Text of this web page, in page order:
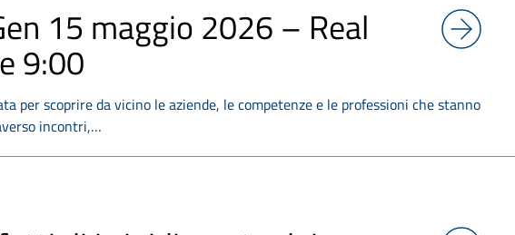
15 maggio 2026 – Real
9:00
per scoprire da vicino le aziende, le competenze e le professioni che stanno
incontri,…